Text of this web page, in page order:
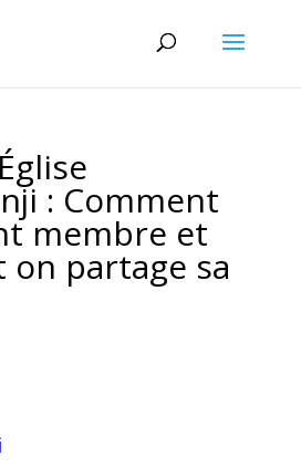
: Comment
membre et
on partage sa